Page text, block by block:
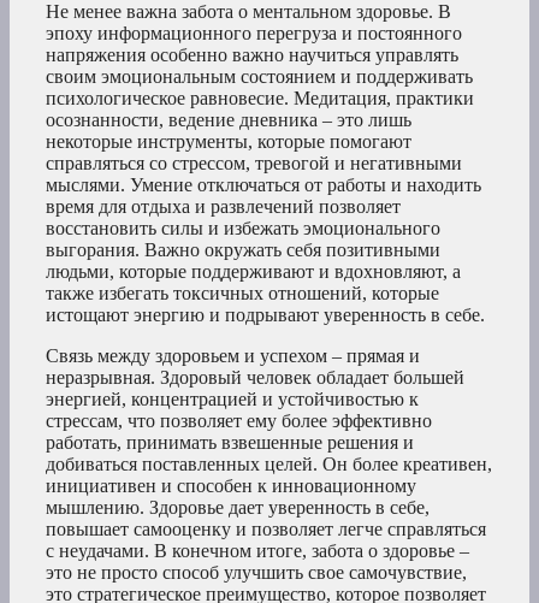
Не менее важна забота о ментальном здоровье. В
эпоху информационного перегруза и постоянного
напряжения особенно важно научиться управлять
своим эмоциональным состоянием и поддерживать
психологическое равновесие. Медитация, практики
осознанности, ведение дневника – это лишь
некоторые инструменты, которые помогают
справляться со стрессом, тревогой и негативными
мыслями. Умение отключаться от работы и находить
время для отдыха и развлечений позволяет
восстановить силы и избежать эмоционального
выгорания. Важно окружать себя позитивными
людьми, которые поддерживают и вдохновляют, а
также избегать токсичных отношений, которые
истощают энергию и подрывают уверенность в себе.
Связь между здоровьем и успехом – прямая и
неразрывная. Здоровый человек обладает большей
энергией, концентрацией и устойчивостью к
стрессам, что позволяет ему более эффективно
работать, принимать взвешенные решения и
добиваться поставленных целей. Он более креативен,
инициативен и способен к инновационному
мышлению. Здоровье дает уверенность в себе,
повышает самооценку и позволяет легче справляться
с неудачами. В конечном итоге, забота о здоровье –
это не просто способ улучшить свое самочувствие,
это стратегическое преимущество, которое позволяет